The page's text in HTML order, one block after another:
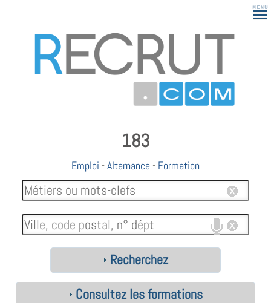
183
Emploi -Alternance - Formation
Recherchez
Consultez les formations